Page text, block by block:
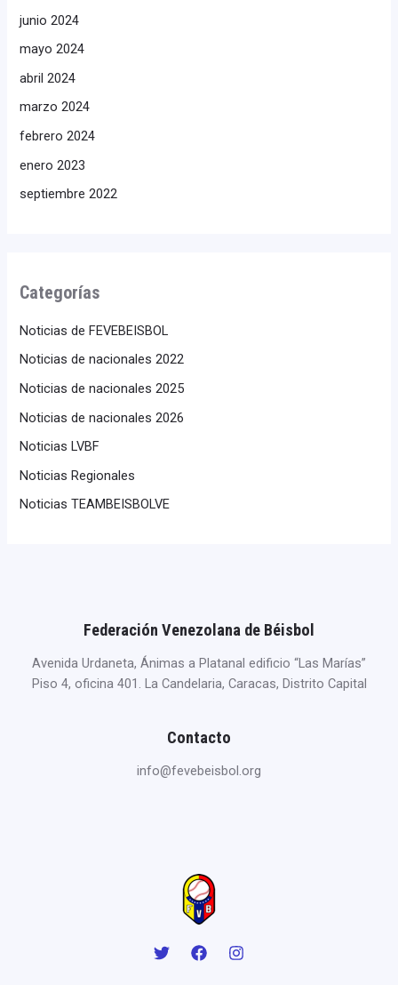
junio 2024
mayo 2024
abril 2024
marzo 2024
febrero 2024
enero 2023
septiembre 2022
Categorías
Noticias de FEVEBEISBOL
Noticias de nacionales 2022
Noticias de nacionales 2025
Noticias de nacionales 2026
Noticias LVBF
Noticias Regionales
Noticias TEAMBEISBOLVE
Federación Venezolana de Béisbol
Avenida Urdaneta, Ánimas a Platanal edificio “Las Marías”
Piso 4, oficina 401. La Candelaria, Caracas, Distrito Capital
Contacto
info@fevebeisbol.org